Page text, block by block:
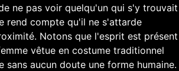
ne pas voir quelqu'un qui s'y trouvait
rend compte qu'il ne s'attarde
Notons que l'esprit est présent
vêtue en costume traditionnel
aucun doute une forme humaine.